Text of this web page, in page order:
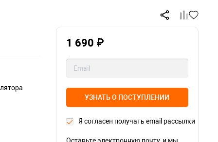
1 690 ₽
УЗНАТЬ О ПОСТУПЛЕНИИ
Я согласен получать email рассылки